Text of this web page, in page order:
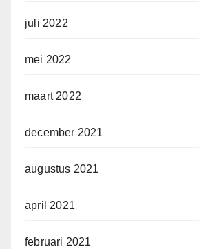
juli 2022
mei 2022
maart 2022
december 2021
augustus 2021
april 2021
februari 2021